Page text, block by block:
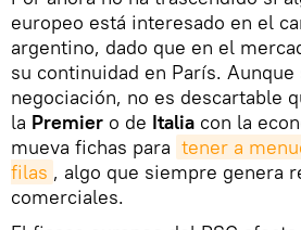
europeo está interesado en el
argentino, dado que en el
su continuidad en París.
negociación, no es descartable
la Premier o de Italia con la
mueva fichas para tener a
filas , algo que siempre genera
comerciales.